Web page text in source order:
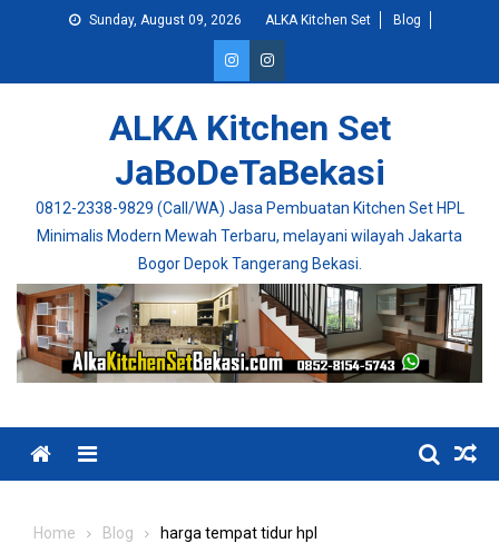
Sunday, August 09, 2026 ALKA Kitchen Set Blog
ALKA Kitchen Set
JaBoDeTaBekasi
0812-2338-9829 (Call/WA) Jasa Pembuatan Kitchen Set HPL
Minimalis Modern Mewah Terbaru, melayani wilayah Jakarta
Bogor Depok Tangerang Bekasi.
Menu
Home Blog harga tempat tidur hpl